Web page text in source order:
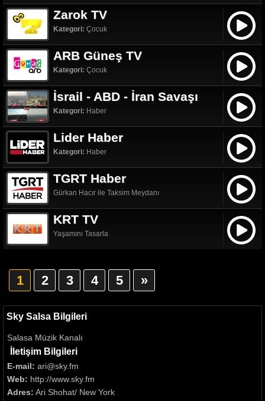
Zarok TV
Kategori: Çocuk
ARB Güneş TV
Kategori: Çocuk
İsrail - ABD - İran Savaşı
Kategori: Haber
Lider Haber
Kategori: Haber
TGRT Haber
Gürkan Hacır ile Taksim Meydanı
KRT TV
Yaşamını Tasarla
1 2 3 4 5 »
Sky Salsa Bilgileri
Salasa Müzik Kanalı
İletişim Bilgileri
E-mail: ari@sky.fm
Web: http://www.sky.fm
Adres: Ari Shohat/ New York